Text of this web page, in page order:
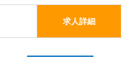
求人詳細